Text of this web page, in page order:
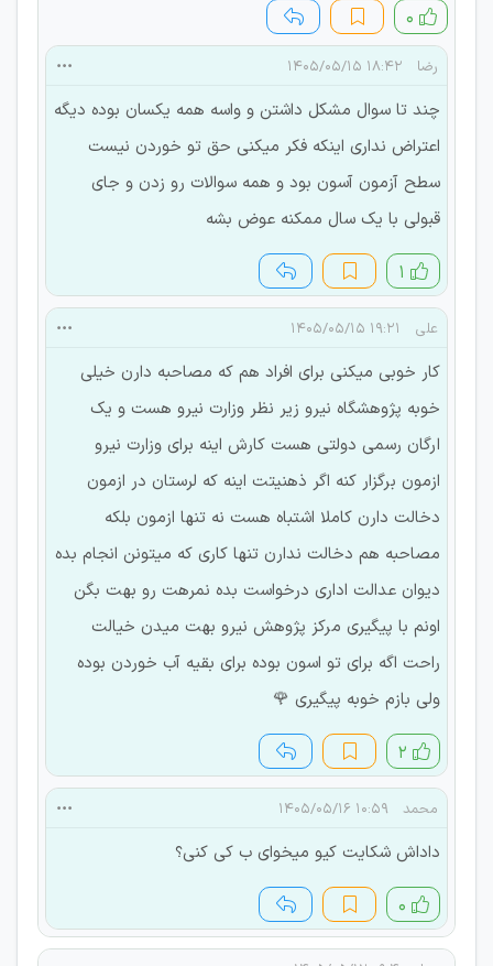
۰
رضا ۱۸:۴۲ ۱۴۰۵/۰۵/۱۵
چند تا سوال مشکل داشتن و واسه همه یکسان بوده دیگه
اعتراض نداری اینکه فکر میکنی حق تو خوردن نیست
سطح آزمون آسون بود و همه سوالات رو زدن و جای
قبولی با یک سال ممکنه عوض بشه
۱
علی ۱۹:۲۱ ۱۴۰۵/۰۵/۱۵
کار خوبی میکنی برای افراد هم که مصاحبه دارن خیلی
خوبه پژوهشگاه نیرو زیر نظر وزارت نیرو هست و یک
ارگان رسمی دولتی هست کارش اینه برای وزارت نیرو
ازمون برگزار کنه اگر ذهنیتت اینه که لرستان در ازمون
دخالت دارن کاملا اشتباه هست نه تنها ازمون بلکه
مصاحبه هم دخالت ندارن تنها کاری که میتونن انجام بده
دیوان عدالت اداری درخواست بده نمرهت رو بهت بگن
اونم با پیگیری مرکز پژوهش نیرو بهت میدن خیالت
راحت اگه برای تو اسون بوده برای بقیه آب خوردن بوده
ولی بازم خوبه پیگیری 🌹
۲
محمد ۱۰:۵۹ ۱۴۰۵/۰۵/۱۶
داداش شکایت کیو میخوای ب کی کنی؟
۰